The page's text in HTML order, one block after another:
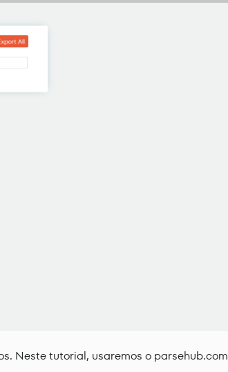
Neste tutorial, usaremos o parsehub.com